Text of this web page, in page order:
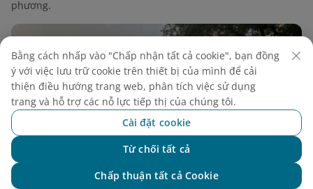
phương.
Bằng cách nhấp vào "Chấp nhận tất cả cookie", bạn đồng
ý với việc lưu trữ cookie trên thiết bị của mình để cải
thiện điều hướng trang web, phân tích việc sử dụng
trang và hỗ trợ các nỗ lực tiếp thị của chúng tôi.
Cài đặt cookie
Từ chối tất cả
Chấp thuận tất cả Cookie